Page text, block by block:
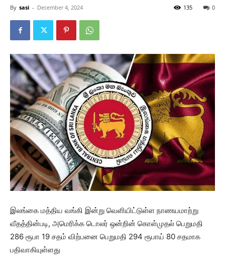
By sasi - December 4, 2024 0
135
இலங்கை மத்திய வங்கி இன்று வெளியிட்டுள்ள நாணயமாற்று
வீதத்தின்படி, அமெரிக்க டொலர் ஒன்றின் கொள்முதல் பெறுமதி
286 ரூபா 19 சதம் விற்பனை பெறுமதி 294 ரூபாய் 80 சதமாக
பதிவாகியுள்ளது